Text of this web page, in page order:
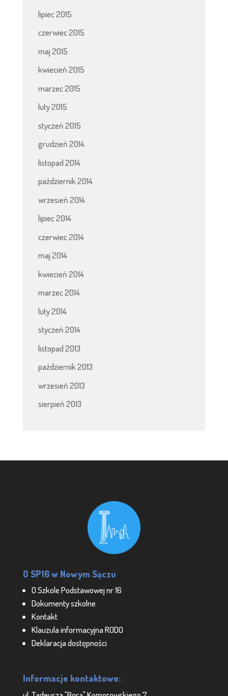
lipiec 2015
czerwiec 2015
maj 2015
kwiecień 2015
marzec 2015
luty 2015
styczeń 2015
grudzień 2014
listopad 2014
październik 2014
wrzesień 2014
lipiec 2014
czerwiec 2014
maj 2014
kwiecień 2014
marzec 2014
luty 2014
styczeń 2014
listopad 2013
październik 2013
wrzesień 2013
sierpień 2013
O SP16 w Nowym Sączu
O Szkole Podstawowej nr 16
Dokumenty szkolne
Kontakt
Klauzula informacyjna RODO
Deklaracja dostępności
Informacje kontaktowe: